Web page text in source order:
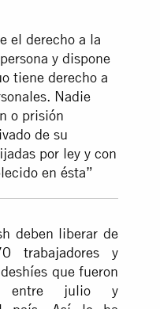
el derecho a la
y dispone
tiene derecho a
Nadie
o prisión
de su
por ley y con
en ésta”
deben liberar de
trabajadores y
que fueron
entre julio y